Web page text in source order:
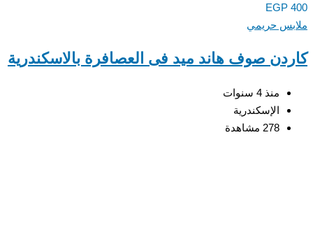
EGP
حريمي
صوف هاند ميد فى العصافرة بالاسكندرية
منذ 4 سنوات
الإسكندرية
278 مشاهدة